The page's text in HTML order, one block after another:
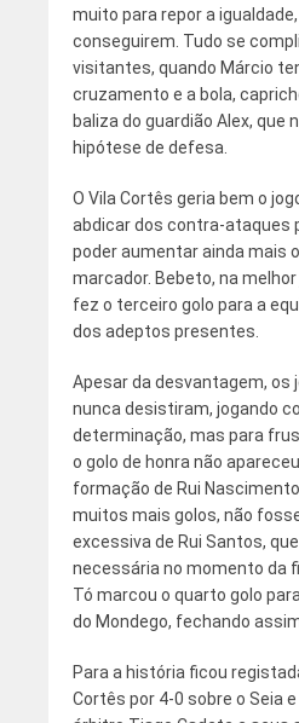
muito para repor a
conseguirem. Tudo se
visitantes, quando Márcio
cruzamento e a bola,
baliza do guardião Alex, que
hipótese de defesa.
O Vila Cortês geria bem o
abdicar dos contra-ataques
poder aumentar ainda mais
marcador. Bebeto, na
fez o terceiro golo para a
dos adeptos presentes.
Apesar da desvantagem, os
nunca desistiram, jogando
determinação, mas para
o golo de honra não
formação de Rui
muitos mais golos, não
excessiva de Rui Santos,
necessária no momento da
Tó marcou o quarto golo
do Mondego, fechando
Para a história ficou
Cortês por 4-0 sobre o Seia